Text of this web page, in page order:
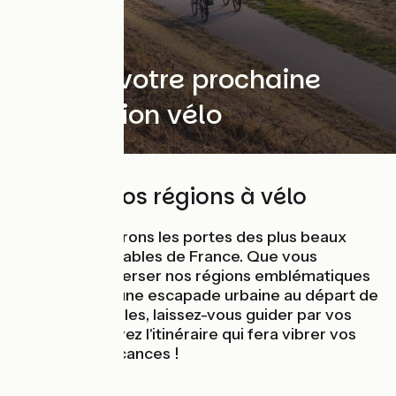
Trouver votre prochaine
destination vélo
Explorer nos régions à vélo
Nous vous ouvrons les portes des plus beaux
territoires cyclables de France. Que vous
souhaitiez traverser nos régions emblématiques
ou vous offrir une escapade urbaine au départ de
nos grandes villes, laissez-vous guider par vos
envies et trouvez l'itinéraire qui fera vibrer vos
prochaines vacances !